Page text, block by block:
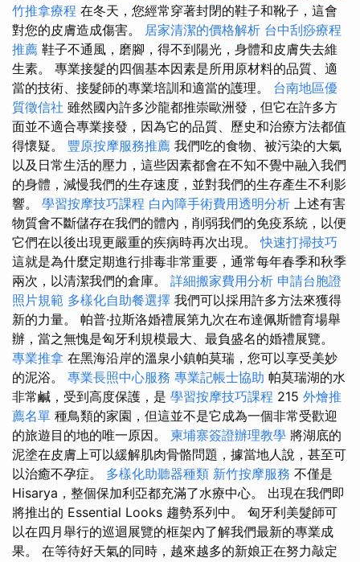
竹推拿療程 在冬天，您經常穿著封閉的鞋子和靴子，這會
對您的皮膚造成傷害。 居家清潔的價格解析 台中刮痧療程
推薦 鞋子不通風，磨腳，得不到陽光，身體和皮膚失去維
生素。 專業接髮的四個基本因素是所用原材料的品質、適
當的技術、接髮師的專業培訓和適當的護理。 台南地區優
質徵信社 雖然國內許多沙龍都推崇歐洲發，但它在許多方
面並不適合專業接發，因為它的品質、歷史和治療方法都值
得懷疑。 豐原按摩服務推薦 我們吃的食物、被污染的大氣
以及日常生活的壓力，這些因素都會在不知不覺中融入我們
的身體，減慢我們的生存速度，並對我們的生存產生不利影
響。 學習按摩技巧課程 白內障手術費用透明分析 上述有害
物質會不斷儲存在我們的體內，削弱我們的免疫系統，以便
它們在以後出現更嚴重的疾病時再次出現。快速打掃技巧
這就是為什麼定期進行排毒非常重要，通常每年春季和秋季
兩次，以清潔我們的倉庫。 詳細搬家費用分析 申請台胞證
照片規範 多樣化自助餐選擇 我們可以採用許多方法來獲得
新的力量。 帕普·拉斯洛婚禮展第九次在布達佩斯體育場舉
辦，當之無愧是匈牙利規模最大、最負盛名的婚禮展覽。
專業推拿 在黑海沿岸的溫泉小鎮帕莫瑞，您可以享受美妙
的泥浴。 專業長照中心服務 專業記帳士協助 帕莫瑞湖的水
非常鹹，受到高度保護，是 學習按摩技巧課程 215 外燴推
薦名單 種鳥類的家園，但這並不是它成為一個非常受歡迎
的旅遊目的地的唯一原因。 柬埔寨簽證辦理教學 將湖底的
泥塗在皮膚上可以緩解肌肉骨骼問題，據當地人說，甚至可
以治癒不孕症。 多樣化助聽器種類 新竹按摩服務 不僅是
Hisarya，整個保加利亞都充滿了水療中心。 出現在我們即
將推出的 Essential Looks 趨勢系列中。 匈牙利美髮師可
以在四月舉行的巡迴展覽的框架內了解我們最新的專業成
果。 在等待好天氣的同時，越來越多的新娘正在努力敲定